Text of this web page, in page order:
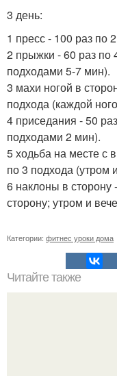
3 день:
1 пресс - 100 раз по
2 прыжки - 60 раз
подходами 5-7 мин).
3 махи ногой в
подхода (каждой
4 приседания - 50
подходами 2 мин).
5 ходьба на месте с
по 3 подхода (утром
6 наклоны в сторону
сторону; утром и
Категории: фитнес уроки дома
Читайте также